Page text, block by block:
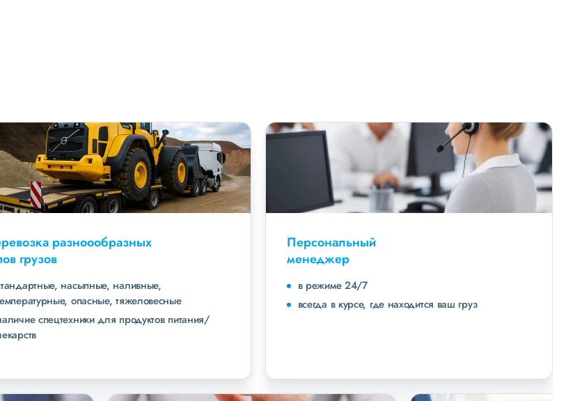
разноообразных
грузов
насыпные, наливные,
опасные, тяжеловесные
спецтехники для продуктов питания/
Персональный
менеджер
в режиме 24/7
всегда в курсе, где находится ваш груз